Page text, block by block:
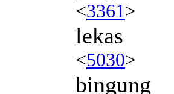
<3361>
lekas
<5030>
bingung